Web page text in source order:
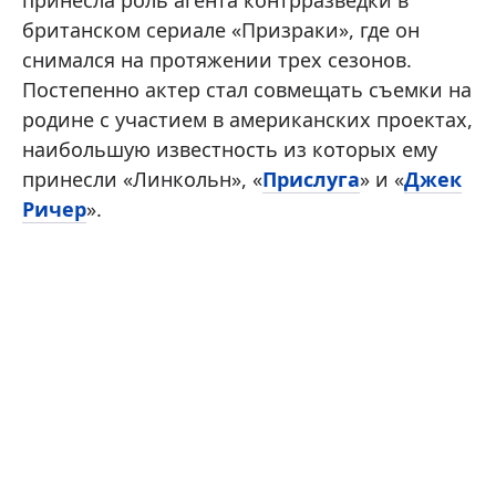
британском сериале «Призраки», где он
снимался на протяжении трех сезонов.
Постепенно актер стал совмещать съемки на
родине с участием в американских проектах,
наибольшую известность из которых ему
принесли «Линкольн», «Прислуга» и «Джек
Ричер».